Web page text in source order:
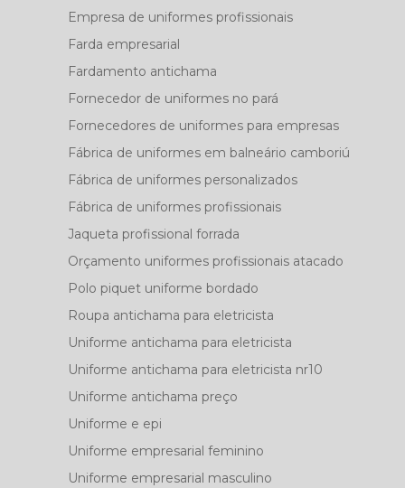
Empresa de uniformes profissionais
Farda empresarial
Fardamento antichama
Fornecedor de uniformes no pará
Fornecedores de uniformes para empresas
Fábrica de uniformes em balneário camboriú
Fábrica de uniformes personalizados
Fábrica de uniformes profissionais
Jaqueta profissional forrada
Orçamento uniformes profissionais atacado
Polo piquet uniforme bordado
Roupa antichama para eletricista
Uniforme antichama para eletricista
Uniforme antichama para eletricista nr10
Uniforme antichama preço
Uniforme e epi
Uniforme empresarial feminino
Uniforme empresarial masculino